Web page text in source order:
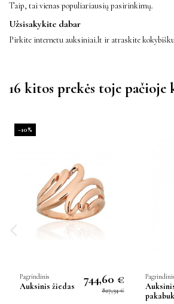
Taip, tai vienas populiariausių pasirinkimų.
Užsisakykite dabar
Pirkite internetu auksiniai.lt ir atraskite
16 kitos prekės toje pačioje
−10%
Pagrindinis
Auksinis žiedas
744,60 €
827,34 €
Pagrindinis